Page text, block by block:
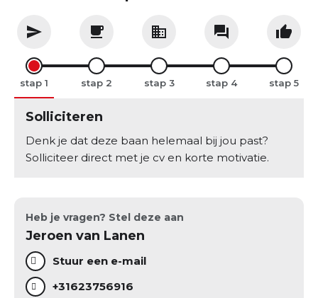
stap stap stap stap stap
Solliciteren
Denk je dat deze baan helemaal bij jou past?
Solliciteer direct met je cv en korte motivatie.
Heb je vragen? Stel deze aan
Jeroen van Lanen
Stuur een e-mail
+31623756916